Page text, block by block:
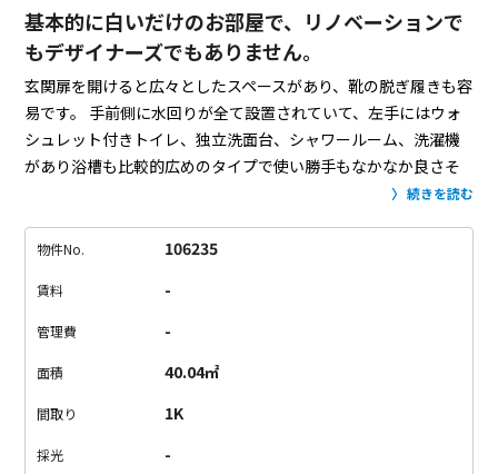
基本的に白いだけのお部屋で、リノベーションで
もデザイナーズでもありません。
玄関扉を開けると広々としたスペースがあり、靴の脱ぎ履きも容
易です。
手前側に水回りが全て設置されていて、左手にはウォ
シュレット付きトイレ、独立洗面台、シャワールーム、洗濯機
があり浴槽も比較的広めのタイプで使い勝手もなかなか良さそ
うです。しかし、洗濯機置き場は浴槽に直置きで、コンセント
形となり、排水もお風呂の排水溝にそのまま流していただく形
あります。
冷蔵庫置き場は、横幅が58.5cm、奥行きが75cm
と、横幅があまりないため置ける種類は限られてくるでしょ
が出来ますが、やはり電車の音は聞こえてしまいます。（一
応、2重サッシになってはいますが線路が目の前なので。。。）
むしろ大きめのサイズ感です。
続きを読む
物件No. 106235
賃料 -
管理費 -
面積 40.04㎡
間取り 1K
採光 -